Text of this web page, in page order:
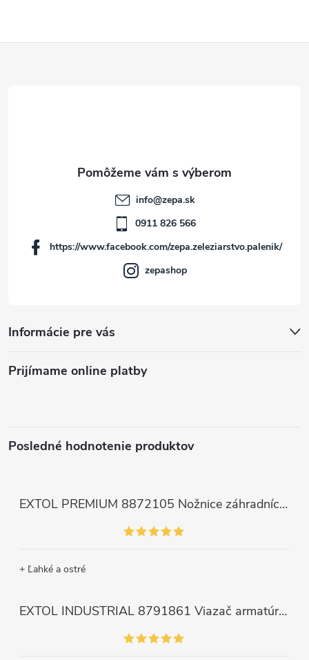
Informácie pre vás
info@zepa.sk
0911 826 566
https://www.facebook.com/zepa.zeleziarstvo.palenik/
zepashop
Prijímame online platby
Posledné hodnotenie produktov
EXTOL PREMIUM 8872105 Nožnice záhradnícke dlhé úzke, 200mm, max. prestrih Ø6mm
+ Ľahké a ostré
EXTOL INDUSTRIAL 8791861 Viazač armatúr aku Share20V, bez aku, drôt 0,8mm, oko 8-34mm, bezuhlíkový motor